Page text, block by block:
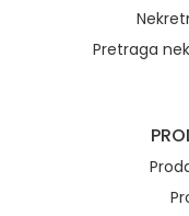
Pretraga